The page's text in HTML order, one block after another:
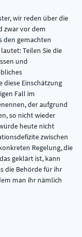
wir reden über die
zwar vor dem
den gemachten
Teilen Sie die
und
diese Einschätzung
Fall im
der aufgrund
so nicht wieder
heute nicht
zwischen
Regelung, die
geklärt ist, kann
die Behörde für ihr
man ihr nämlich